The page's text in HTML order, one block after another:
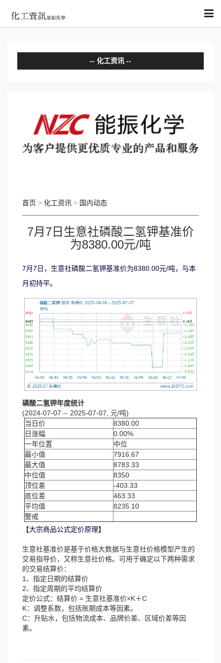
化工资讯
国际动态
首页 > 化工资讯 > 国内动态
7月7日生意社磷酸二氢钾基准价
为8380.00元/吨
7月7日，生意社磷酸二氢钾基准价为8380.00元/吨，与本
月初持平。
磷酸二氢钾年度统计
(2024-07-07 -- 2025-07-07, 元/吨)
当日价
8380.00
日涨幅
0.00%
一年位置
中位
最小值
7916.67
最大值
8783.33
中位值
8350
顶位差
-403.33
底位差
463.33
平均值
8235.10
警戒
【大宗商品公式定价原理】
生意社基准价是基于价格大数据与生意社价格模型产生的
交易指导价，又称生意社价格。可用于确定以下两种需求
的交易结算价：
1、指定日期的结算价
2、指定周期的平均结算价
定价公式：结算价 = 生意社基准价×K＋C
K：调整系数，包括账期成本等因素。
C：升贴水，包括物流成本、品牌价差、区域价差等因
素。